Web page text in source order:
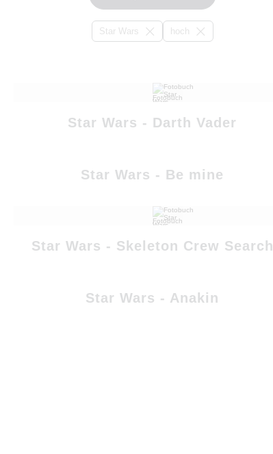
Star Wars hoch
Star Wars - Darth Vader
Star Wars - Be mine
Star Wars - Skeleton Crew Search
Star Wars - Anakin